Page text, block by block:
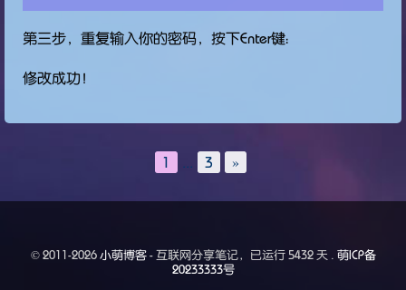
第三步，重复输入你的密码，按下Enter键：
修改成功！
1 3 »
© 2011-2026 小萌博客- 互联网分享笔记，已运行 5432 天 . 萌ICP备
20233333号